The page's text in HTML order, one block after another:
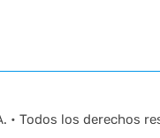
• Todos los derechos